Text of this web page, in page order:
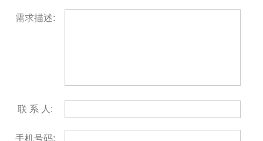
需求描述:
联 系 人:
手机号码: